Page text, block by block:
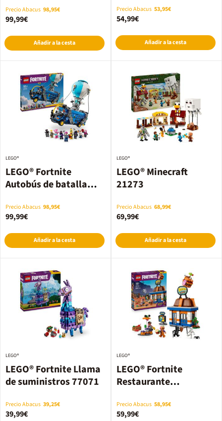
Precio Abacus 98,95€
99,99€
Añadir a la cesta
Precio Abacus 53,95€
54,99€
Añadir a la cesta
LEGO® Fortnite
Autobús de batalla
LEGO®
Precio Abacus 98,95€
99,99€
Añadir a la cesta
LEGO® Minecraft
21273
LEGO®
Precio Abacus 68,99€
69,99€
Añadir a la cesta
LEGO® Fortnite Llama
de suministros 77071
LEGO®
Precio Abacus 39,25€
39,99€
LEGO® Fortnite
Restaurante
LEGO®
Precio Abacus 58,95€
59,99€